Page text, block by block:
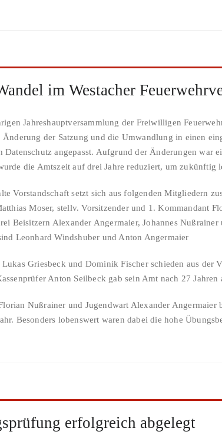
im Westacher
Jahreshauptversammlung der Freiwilligen
der Satzung und die Umwandlung in einen
Datenschutz angepasst. Aufgrund der Änderungen war
die Amtszeit auf drei Jahre reduziert, um zukünftig
Vorstandschaft setzt sich aus folgenden Mitgliedern
Moser, stellv. Vorsitzender und 1. Kommandant
Beisitzern Alexander Angermaier, Johannes Nußrainer
Leonhard Windshuber und Anton Angermaier
Griesbeck und Dominik Fischer schieden aus der
Anton Seilbeck gab sein Amt nach 27 Jahren
Nußrainer und Jugendwart Alexander
Besonders lobenswert waren dabei die hohe
erfolgreich abgelegt